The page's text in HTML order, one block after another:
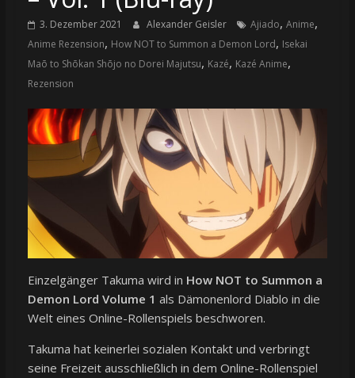
3. Dezember 2021 Alexander Geisler Ajiado, Anime,
Anime Rezension, How NOT to Summon a Demon Lord, Isekai
Maō to Shōkan Shōjo no Dorei Majutsu, Kazé, Kazé Anime,
Rezension
Einzelgänger Takuma wird in How NOT to Summon a
Demon Lord Volume 1 als Dämonenlord Diablo in die
Welt eines Online-Rollenspiels beschworen.
Takuma hat keinerlei sozialen Kontakt und verbringt
seine Freizeit ausschließlich in dem Online-Rollenspiel